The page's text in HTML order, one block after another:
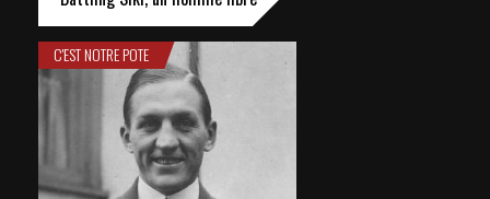
C'EST NOTRE POTE